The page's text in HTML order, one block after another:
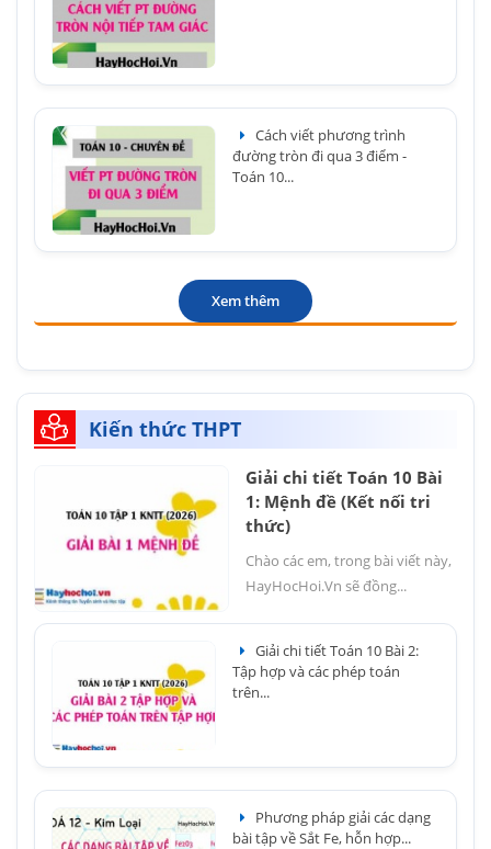
Cách viết phương trình
đường tròn đi qua 3 điểm -
Toán 10...
Xem thêm
Kiến thức THPT
Giải chi tiết Toán 10 Bài
1: Mệnh đề (Kết nối tri
thức)
Chào các em, trong bài viết này,
HayHocHoi.Vn sẽ đồng...
Giải chi tiết Toán 10 Bài 2:
Tập hợp và các phép toán
trên...
Phương pháp giải các dạng
bài tập về Sắt Fe, hỗn hợp...